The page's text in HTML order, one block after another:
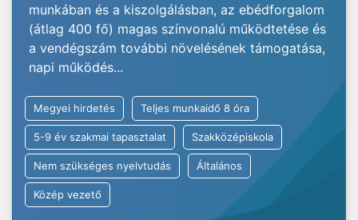
munkában és a kiszolgálásban, az ebédforgalom
(átlag 400 fő) magas színvonalú működtetése és
a vendégszám további növelésének támogatása,
napi működés...
Megyei hirdetés Teljes munkaidő 8 óra
5-9 év szakmai tapasztalat Szakközépiskola
Nem szükséges nyelvtudás Általános
Közép vezető